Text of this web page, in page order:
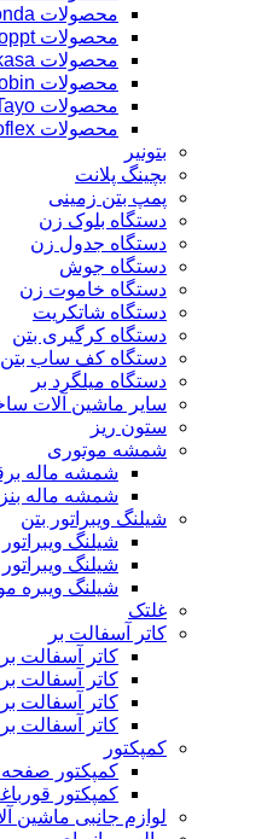
محصولات Honda
محصولات Hoppt
محصولات Mikasa
محصولات Robin
محصولات Tayo
محصولات Technoflex
بتونیر
بچینگ پلانت
پمپ بتن زمینی
دستگاه بلوک زن
دستگاه جدول زن
دستگاه جوش
دستگاه خاموت زن
دستگاه شاتکریت
دستگاه کرگیری بتن
دستگاه کف ساب بتن
دستگاه میلگرد بر
سایر ماشین آلات
ستون ریز
شمشه موتوری
شمشه ماله
شمشه ماله
شیلنگ ویبراتور بتن
شیلنگ
شیلنگ
شیلنگ ویبره
غلتک
کاتر آسفالت بر
کاتر آسفالت
کاتر آسفالت بر
کاتر آسفالت
کاتر آسفالت
کمپکتور
کمپکتور
کمپکتور
لوازم جانبی ماشین